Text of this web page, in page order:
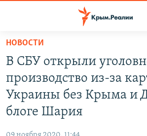
Вернуться
основному
содержанию
Вернутся
главной
СПЕЦПРОЕКТЫ
КАРТА ВОЕННЫХ ОБЪЕКТОВ КРЫМА
ВОДА
ИСТОРИЯ
НОВОСТИ
В СБУ открыли
производство из-за
Украины без Крыма и
блоге Шария